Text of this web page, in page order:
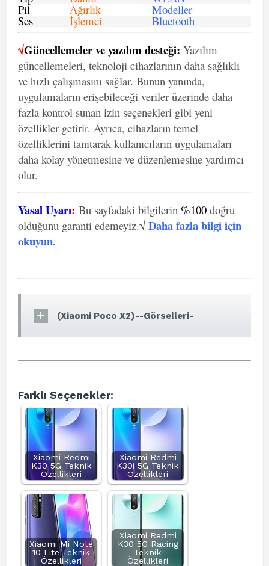
Pil Ağırlık Modeller
Ses İşlemci Bluetooth
√Güncellemeler ve yazılım desteği: Yazılım
güncellemeleri, teknoloji cihazlarının daha sağlıklı
ve hızlı çalışmasını sağlar. Bunun yanında,
uygulamaların erişebileceği veriler üzerinde daha
fazla kontrol sunan izin seçenekleri gibi yeni
özellikler getirir. Ayrıca, cihazların temel
özelliklerini tanıtarak kullanıcıların uygulamaları
daha kolay yönetmesine ve düzenlemesine yardımcı
olur.
Yasal Uyarı: Bu sayfadaki bilgilerin %100 doğru
olduğunu garanti edemeyiz.√ Daha fazla bilgi için
okuyun.
(Xiaomi Poco X2)--Görselleri-
Farklı Seçenekler:
Xiaomi Redmi
K30 5G Teknik
Özellikleri
Xiaomi Redmi
K30i 5G Teknik
Özellikleri
Xiaomi Mi Note
10 Lite Teknik
Özellikleri
Xiaomi Redmi
K30 5G Racing
Teknik
Özellikleri